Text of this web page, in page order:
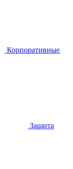
Корпоративные
Защита